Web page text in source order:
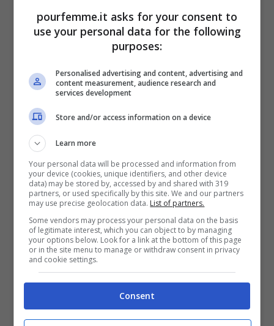
in un’acqua cristallina color turchese. Una
meta molto ambita dai turisti, motivo per
rinomate nel 2025.
Spiaggia dei Conigli a
Lampedusa
Sui social è sempre più diffusa, sono tante
le persone che decidono di visitare la
Spiaggia dei Conigli situata a Lampedusa
proprio perché è ritenuta una delle più
instagrammabili
assoluto in cui poter scattare fotografie
meravigliose.
pourfemme.it asks for your consent to
use your personal data for the following
purposes:
Personalised advertising and content, advertising and
content measurement, audience research and
services development
Store and/or access information on a device
Learn more
Your personal data will be processed and information from
your device (cookies, unique identifiers, and other device
data) may be stored by, accessed by and shared with 319
partners, or used specifically by this site. We and our partners
may use precise geolocation data. List of partners.
Some vendors may process your personal data on the basis
of legitimate interest, which you can object to by managing
your options below. Look for a link at the bottom of this page
or in the site menu to manage or withdraw consent in privacy
and cookie settings.
Consent